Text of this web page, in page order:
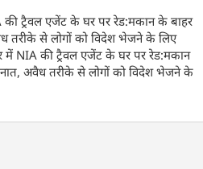
की ट्रैवल एजेंट के घर पर रेड:मकान के बाहर
तरीके से लोगों को विदेश भेजने के लिए
में NIA की ट्रैवल एजेंट के घर पर रेड:मकान
अवैध तरीके से लोगों को विदेश भेजने के